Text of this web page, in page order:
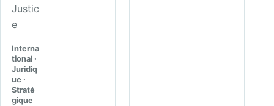
Justic
e
Interna
tional ·
Juridiq
ue ·
Straté
gique